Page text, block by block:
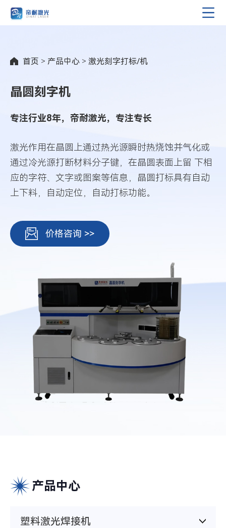
首页 > 产品中心 > 激光刻字打标/机
晶圆刻字机
专注行业8年，帝耐激光，专注专长
激光作用在晶圆上通过热光源瞬时热烧蚀并气化或
通过冷光源打断材料分子键，在晶圆表面上留 下相
应的字符、文字或图案等信息，晶圆打标具有自动
上下料，自动定位，自动打标功能。
价格咨询 >>
产品中心
塑料激光焊接机